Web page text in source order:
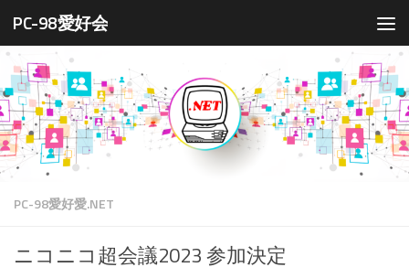
コンテンツへスキップ
PC-98愛好会
PC-98愛好愛.NET
ニコニコ超会議2023 参加決定